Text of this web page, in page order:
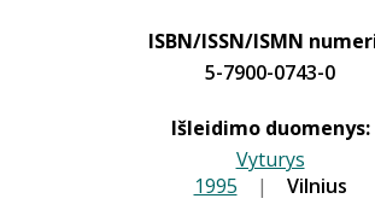
ISBN/ISSN/ISMN
5-7900-0743-0
Išleidimo duomenys:
Vyturys
1995 | Vilnius